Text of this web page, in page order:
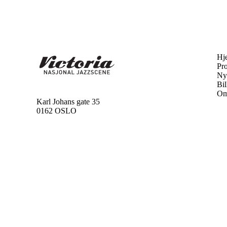
Karl Johans gate 35
0162 OSLO